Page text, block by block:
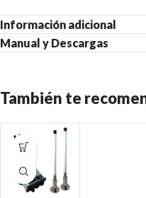
Información adicional
Manual y Descargas
También te